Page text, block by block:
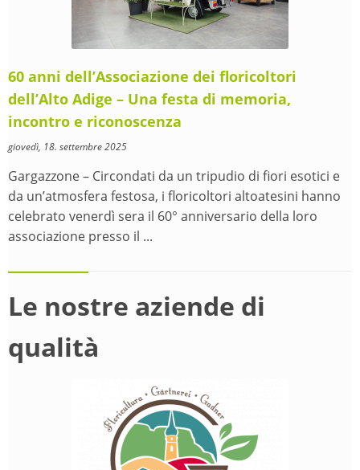
60 anni dell’Associazione dei floricoltori
dell’Alto Adige – Una festa di memoria,
incontro e riconoscenza
giovedì, 18. settembre 2025
Gargazzone – Circondati da un tripudio di fiori esotici e
da un’atmosfera festosa, i floricoltori altoatesini hanno
celebrato venerdì sera il 60° anniversario della loro
associazione presso il ...
Le nostre aziende di
qualità